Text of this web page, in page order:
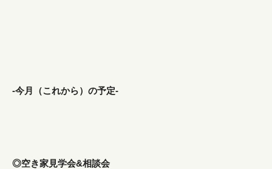
-今月（これから）の予定-
◎空き家見学会&相談会